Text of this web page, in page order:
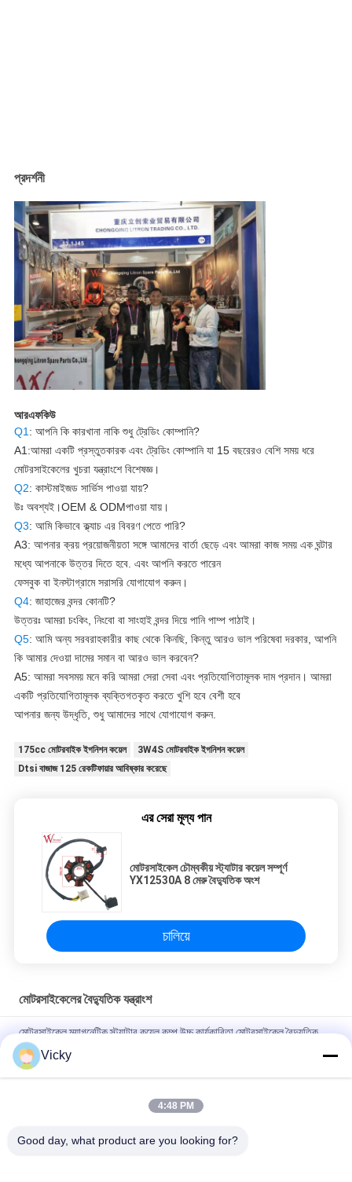
প্রদর্শনী
আরএফকিউ
Q1 : আপনি কি কারখানা নাকি শুধু ট্রেডিং কোম্পানি?
A1:আমরা একটি প্রস্তুতকারক এবং ট্রেডিং কোম্পানি যা 15 বছরেরও বেশি সময় ধরে
মোটরসাইকেলের খুচরা যন্ত্রাংশে বিশেষজ্ঞ।
Q2: কাস্টমাইজড সার্ভিস পাওয়া যায়?
উঃ অবশ্যই।OEM & ODMপাওয়া যায়।
Q3: আমি কিভাবে ক্ল্যাচ এর বিবরণ পেতে পারি?
A3: আপনার ক্রয় প্রয়োজনীয়তা সঙ্গে আমাদের বার্তা ছেড়ে এবং আমরা কাজ সময় এক ঘন্টার
মধ্যে আপনাকে উত্তর দিতে হবে. এবং আপনি করতে পারেন
ফেসবুক বা ইনস্টাগ্রামে সরাসরি যোগাযোগ করুন।
Q4: জাহাজের বন্দর কোনটি?
উত্তরঃ আমরা চংকিং, নিংবো বা সাংহাই বন্দর দিয়ে পানি পাম্প পাঠাই।
Q5: আমি অন্য সরবরাহকারীর কাছ থেকে কিনছি, কিন্তু আরও ভাল পরিষেবা দরকার, আপনি
কি আমার দেওয়া দামের সমান বা আরও ভাল করবেন?
A5: আমরা সবসময় মনে করি আমরা সেরা সেবা এবং প্রতিযোগিতামূলক দাম প্রদান। আমরা
একটি প্রতিযোগিতামূলক ব্যক্তিগতকৃত করতে খুশি হবে বেশী হবে
আপনার জন্য উদ্ধৃতি, শুধু আমাদের সাথে যোগাযোগ করুন.
175cc মোটরবাইক ইগনিশন কয়েল
3W4S মোটরবাইক ইগনিশন কয়েল
Dtsi বাজাজ 125 রেকটিফায়ার আবিষ্কার করেছে
এর সেরা মূল্য পান
মোটরসাইকেল চৌম্বকীয় স্ট্যাটার কয়েল সম্পূর্ণ
YX12530A 8 মেরু বৈদ্যুতিক অংশ
চালিয়ে
মোটরসাইকেলের বৈদ্যুতিক যন্ত্রাংশ
মোটরসাইকেল ম্যাগনেটিক স্ট্যাটার কয়েল কম্প উচ্চ কার্যকারিতা মোটরসাইকেল বৈদ্যুতিক
যন্ত্রাংশ KRF
বি 2 বি ক্রেতাদের জন্য বৈদ্যুতিক মোটরসাইকেল রিলে সংযোগকারী ক্রিস 100 ভাল
Vicky
4:48 PM
Good day, what product are you looking for?